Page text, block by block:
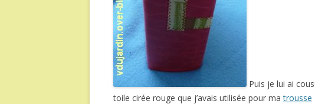
Puis je lui ai
toile cirée rouge que j’avais utilisée pour matrousse